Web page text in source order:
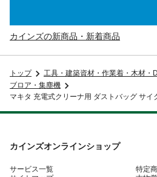
カインズの新商品・新着商品
トップ 工具・建築資材・作業着・木材・
ブロア・集塵機
マキタ 充電式クリーナ用 ダストバッグ サイ
カインズオンラインショップ
サービス一覧
特定